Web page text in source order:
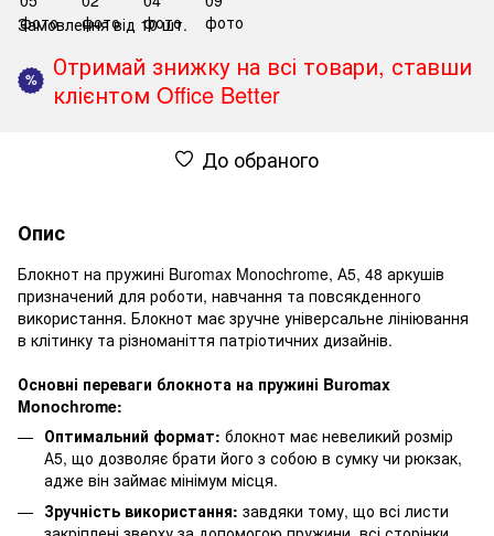
Замовлення від 10 шт.
%
Отримай знижку на всі товари, ставши
клієнтом Office Better
До обраного
Опис
Блокнот на пружині Buromax Monochrome, А5, 48 аркушів
призначений для роботи, навчання та повсякденного
використання. Блокнот має зручне універсальне лініювання
в клітинку та різноманіття патріотичних дизайнів.
Основні переваги блокнота на пружині Buromax
Monochrome:
Оптимальний формат: блокнот має невеликий розмір
А5, що дозволяє брати його з собою в сумку чи рюкзак,
адже він займає мінімум місця.
Зручність використання: завдяки тому, що всі листи